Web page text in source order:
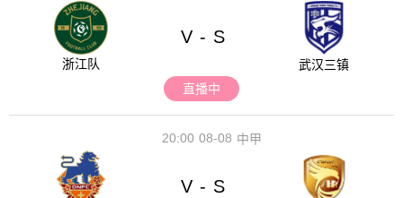
浙江队
V - S
武汉三镇
直播中
08-08
20:00 中甲
V - S